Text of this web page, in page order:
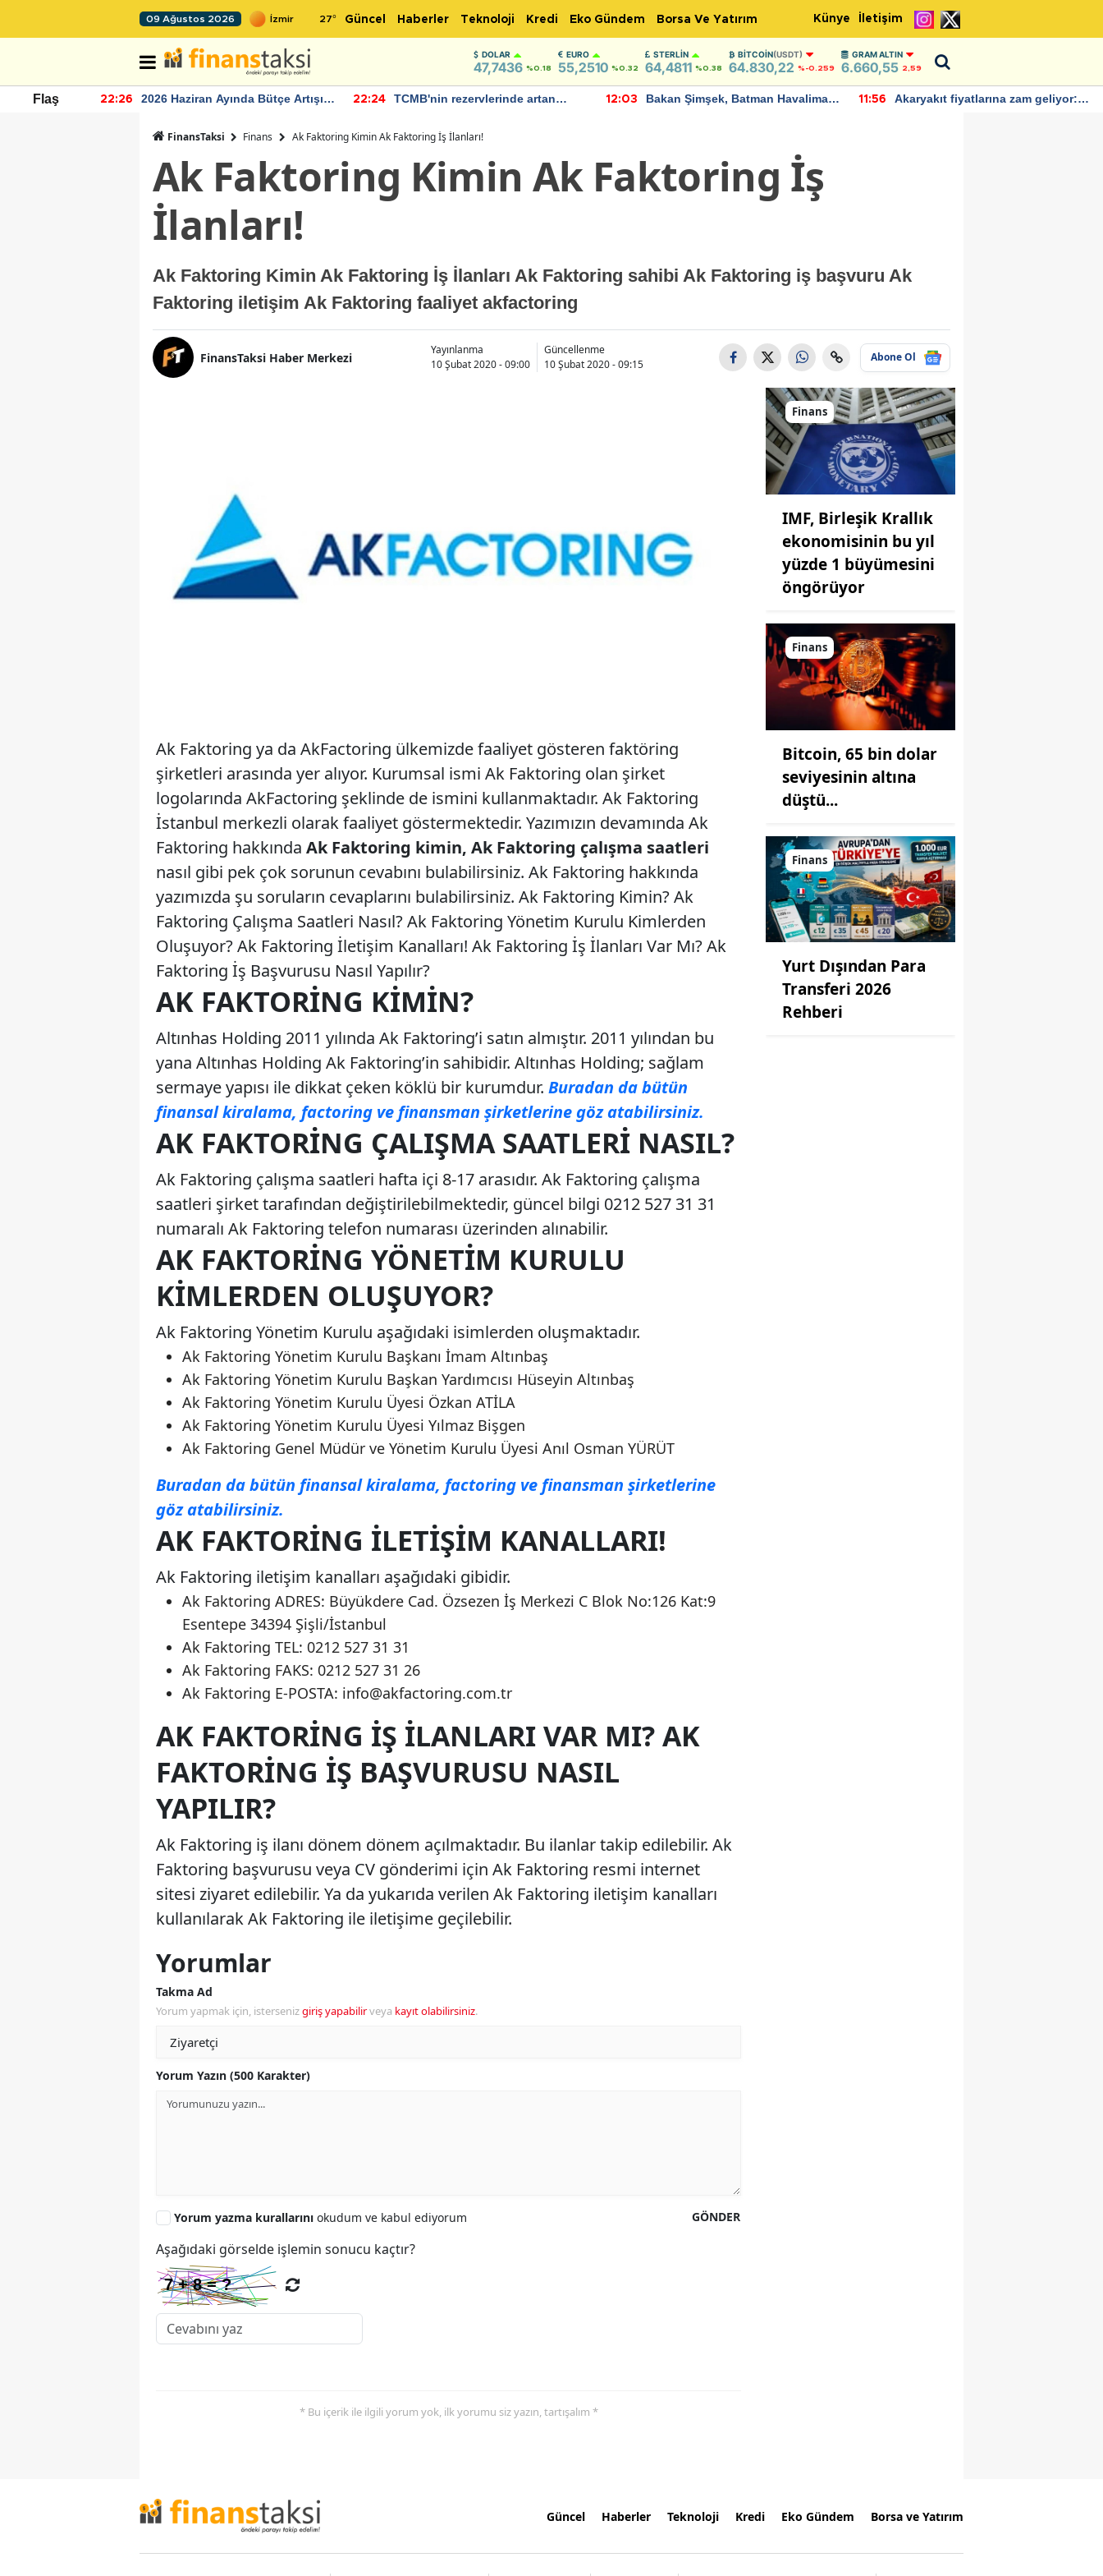
09 Ağustos 2026 27° Güncel Haberler Teknoloji Kredi Eko Gündem Borsa Ve Yatırım Künye İletişim
DOLAR
47,7436 %0.18
EURO
55,2510 %0.32
STERLIN
64,4811 %0.38
BITCOIN(USDT)
64.830,22 %-0.259
GRAM ALTIN
6.660,55 2,59
Flaş 22:26
2026 Haziran Ayında Bütçe Artışı
22:24
TCMB'nin rezervlerinde artan
12:03
Bakan Şimşek, Batman Havalimanı
11:56
Akaryakıt fiyatlarına zam geliyor:
FinansTaksi Finans Ak Faktoring Kimin Ak Faktoring İş İlanları!
Ak Faktoring Kimin Ak Faktoring İş
İlanları!
Ak Faktoring Kimin Ak Faktoring İş İlanları Ak Faktoring sahibi Ak Faktoring iş başvuru Ak
Faktoring iletişim Ak Faktoring faaliyet akfactoring
FinansTaksi Haber Merkezi
Yayınlanma
10 Şubat 2020 - 09:00
Güncellenme
10 Şubat 2020 - 09:15
Abone Ol
Ak Faktoring ya da AkFactoring ülkemizde faaliyet gösteren faktöring
şirketleri arasında yer alıyor. Kurumsal ismi Ak Faktoring olan şirket
logolarında AkFactoring şeklinde de ismini kullanmaktadır. Ak Faktoring
İstanbul merkezli olarak faaliyet göstermektedir. Yazımızın devamında Ak
Faktoring hakkında Ak Faktoring kimin, Ak Faktoring çalışma saatleri
nasıl gibi pek çok sorunun cevabını bulabilirsiniz. Ak Faktoring hakkında
yazımızda şu soruların cevaplarını bulabilirsiniz. Ak Faktoring Kimin? Ak
Faktoring Çalışma Saatleri Nasıl? Ak Faktoring Yönetim Kurulu Kimlerden
Oluşuyor? Ak Faktoring İletişim Kanalları! Ak Faktoring İş İlanları Var Mı? Ak
Faktoring İş Başvurusu Nasıl Yapılır?
AK FAKTORING KIMIN?
Altınhas Holding 2011 yılında Ak Faktoring’i satın almıştır. 2011 yılından bu
yana Altınhas Holding Ak Faktoring’in sahibidir. Altınhas Holding; sağlam
sermaye yapısı ile dikkat çeken köklü bir kurumdur. Buradan da bütün
finansal kiralama, factoring ve finansman şirketlerine göz atabilirsiniz.
AK FAKTORING ÇALIŞMA SAATLERI NASIL?
Ak Faktoring çalışma saatleri hafta içi 8-17 arasıdır. Ak Faktoring çalışma
saatleri şirket tarafından değiştirilebilmektedir, güncel bilgi 0212 527 31 31
numaralı Ak Faktoring telefon numarası üzerinden alınabilir.
AK FAKTORING YÖNETIM KURULU
KIMLERDEN OLUŞUYOR?
Ak Faktoring Yönetim Kurulu aşağıdaki isimlerden oluşmaktadır.
Ak Faktoring Yönetim Kurulu Başkanı İmam Altınbaş
Ak Faktoring Yönetim Kurulu Başkan Yardımcısı Hüseyin Altınbaş
Ak Faktoring Yönetim Kurulu Üyesi Özkan ATİLA
Ak Faktoring Yönetim Kurulu Üyesi Yılmaz Bişgen
Ak Faktoring Genel Müdür ve Yönetim Kurulu Üyesi Anıl Osman YÜRÜT
Buradan da bütün finansal kiralama, factoring ve finansman şirketlerine
göz atabilirsiniz.
AK FAKTORING İLETIŞIM KANALLARI!
Ak Faktoring iletişim kanalları aşağıdaki gibidir.
Ak Faktoring ADRES: Büyükdere Cad. Özsezen İş Merkezi C Blok No:126 Kat:9
Esentepe 34394 Şişli/İstanbul
Ak Faktoring TEL: 0212 527 31 31
Ak Faktoring FAKS: 0212 527 31 26
Ak Faktoring E-POSTA: info@akfactoring.com.tr
AK FAKTORING İŞ İLANLARI VAR MI? AK
FAKTORING İŞ BAŞVURUSU NASIL
YAPILIR?
Ak Faktoring iş ilanı dönem dönem açılmaktadır. Bu ilanlar takip edilebilir. Ak
Faktoring başvurusu veya CV gönderimi için Ak Faktoring resmi internet
sitesi ziyaret edilebilir. Ya da yukarıda verilen Ak Faktoring iletişim kanalları
kullanılarak Ak Faktoring ile iletişime geçilebilir.
Yorumlar
Takma Ad
Yorum yapmak için, istersenizgiriş yapabilirveya kayıt olabilirsiniz.
Yorum Yazın (500 Karakter)
GÖNDER
Yorum yazma kurallarını okudum ve kabul ediyorum
Aşağıdaki görselde işlemin sonucu kaçtır?
* Bu içerik ile ilgili yorum yok, ilk yorumu siz yazın, tartışalım *
Finans
IMF, Birleşik Krallık
ekonomisinin bu yıl
yüzde 1 büyümesini
öngörüyor
Finans
Bitcoin, 65 bin dolar
seviyesinin altına
düştü...
Finans
Yurt Dışından Para
Transferi 2026
Rehberi
Güncel Haberler Teknoloji Kredi Eko Gündem Borsa ve Yatırım